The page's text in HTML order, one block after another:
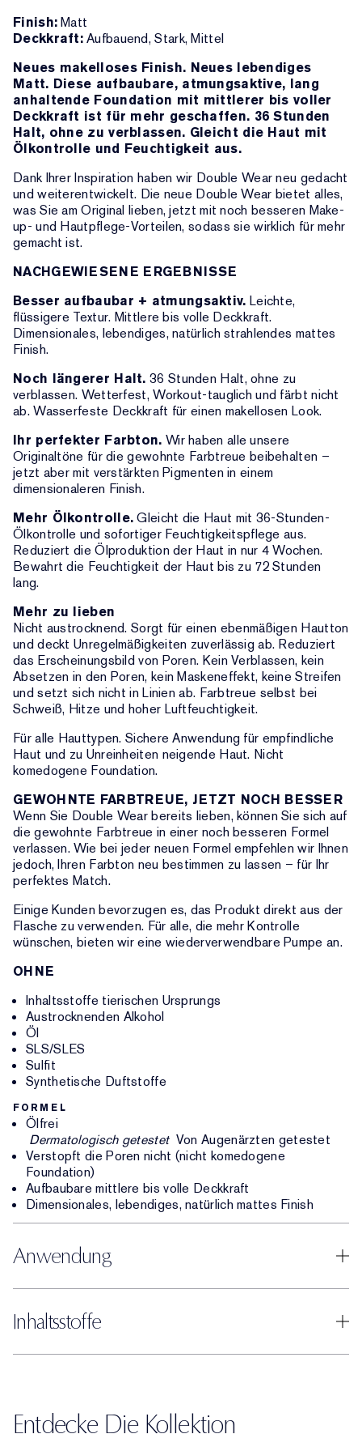
Finish:Matt
Deckkraft:Aufbauend, Stark, Mittel
Neues makelloses Finish. Neues lebendiges
Matt. Diese aufbaubare, atmungsaktive, lang
anhaltende Foundation mit mittlerer bis voller
Deckkraft ist für mehr geschaffen. 36 Stunden
Halt, ohne zu verblassen. Gleicht die Haut mit
Ölkontrolle und Feuchtigkeit aus.
Dank Ihrer Inspiration haben wir Double Wear neu gedacht
und weiterentwickelt. Die neue Double Wear bietet alles,
was Sie am Original lieben, jetzt mit noch besseren Make-
up- und Hautpflege-Vorteilen, sodass sie wirklich für mehr
gemacht ist.
NACHGEWIESENE ERGEBNISSE
Besser aufbaubar + atmungsaktiv. Leichte,
flüssigere Textur. Mittlere bis volle Deckkraft.
Dimensionales, lebendiges, natürlich strahlendes mattes
Finish.
Noch längerer Halt. 36 Stunden Halt, ohne zu
verblassen. Wetterfest, Workout-tauglich und färbt nicht
ab. Wasserfeste Deckkraft für einen makellosen Look.
Ihr perfekter Farbton. Wir haben alle unsere
Originaltöne für die gewohnte Farbtreue beibehalten –
jetzt aber mit verstärkten Pigmenten in einem
dimensionaleren Finish.
Mehr Ölkontrolle.Gleicht die Haut mit 36-Stunden-
Ölkontrolle und sofortiger Feuchtigkeitspflege aus.
Reduziert die Ölproduktion der Haut in nur 4 Wochen.
Bewahrt die Feuchtigkeit der Haut bis zu 72 Stunden
lang.
Mehr zu lieben
Nicht austrocknend. Sorgt für einen ebenmäßigen Hautton
und deckt Unregelmäßigkeiten zuverlässig ab. Reduziert
das Erscheinungsbild von Poren. Kein Verblassen, kein
Absetzen in den Poren, kein Maskeneffekt, keine Streifen
und setzt sich nicht in Linien ab. Farbtreue selbst bei
Schweiß, Hitze und hoher Luftfeuchtigkeit.
Für alle Hauttypen. Sichere Anwendung für empfindliche
Haut und zu Unreinheiten neigende Haut. Nicht
komedogene Foundation.
GEWOHNTE FARBTREUE, JETZT NOCH BESSER
Wenn Sie Double Wear bereits lieben, können Sie sich auf
die gewohnte Farbtreue in einer noch besseren Formel
verlassen. Wie bei jeder neuen Formel empfehlen wir Ihnen
jedoch, Ihren Farbton neu bestimmen zu lassen – für Ihr
perfektes Match.
Einige Kunden bevorzugen es, das Produkt direkt aus der
Flasche zu verwenden. Für alle, die mehr Kontrolle
wünschen, bieten wir eine wiederverwendbare Pumpe an.
OHNE
Inhaltsstoffe tierischen Ursprungs
Austrocknenden Alkohol
Öl
SLS/SLES
Sulfit
Synthetische Duftstoffe
FORMEL
Ölfrei
Dermatologisch getestet Von Augenärzten getestet
Verstopft die Poren nicht (nicht komedogene
Foundation)
Aufbaubare mittlere bis volle Deckkraft
Dimensionales, lebendiges, natürlich mattes Finish
Anwendung
Inhaltsstoffe
Entdecke Die Kollektion